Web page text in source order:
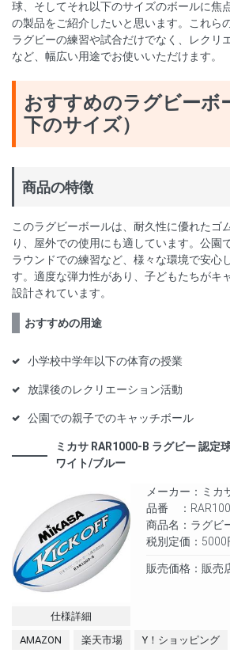
球、そしてそれ以下のサイズのボールに焦
の製品をご紹介したいと思います。これら
ラグビーの練習や試合だけでなく、レクリ
など、幅広い用途でお使いいただけます。
おすすめのラグビーボ
下のサイズ）
商品の特徴
このラグビーボールは、耐久性に優れたゴ
り、屋外での使用にも適しています。公園
ラウンドでの練習など、様々な環境で安心
す。適度な弾力性があり、子どもたちがキ
設計されています。
おすすめの用途
小学校中学年以下の体育の授業
放課後のレクリエーション活動
公園での親子でのキャッチボール
ミカサ RAR1000-B ラグビー 認定
ワイト/ブルー
仕様詳細
メーカー：ミカ
品番 ：
商品名：ラグビ
税別定価：5000
販売価格：販売
AMAZON 楽天市場 Y！ショッピング